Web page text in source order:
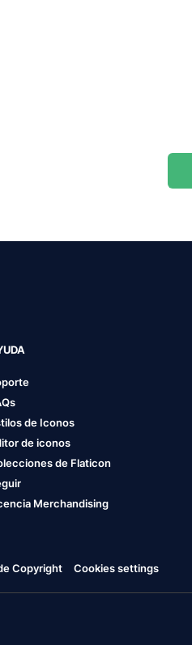
de Iconos
de iconos
de Flaticon
Merchandising
Copyright Cookies settings